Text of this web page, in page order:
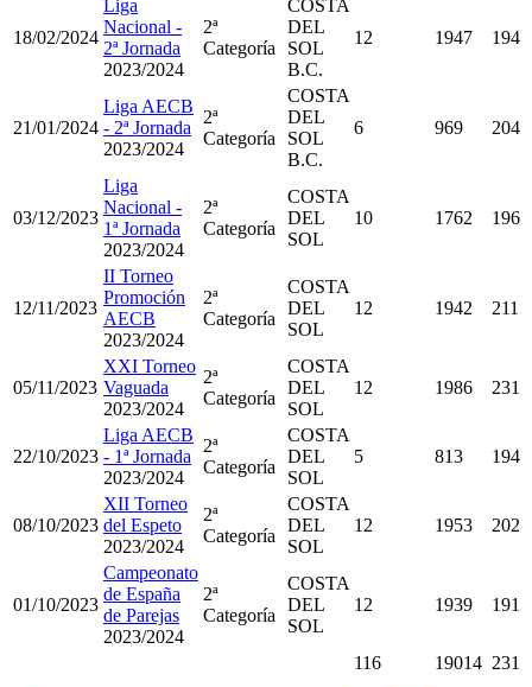
18/02/2024
Liga
Nacional -
2ª Jornada
2023/2024
2ª
Categoría
COSTA
DEL
SOL
B.C.
12 1947 194
21/01/2024
Liga AECB
- 2ª Jornada
2023/2024
2ª
Categoría
COSTA
DEL
SOL
B.C.
6 969 204
03/12/2023
Liga
Nacional -
1ª Jornada
2023/2024
2ª
Categoría
COSTA
DEL
SOL
10 1762 196
12/11/2023
II Torneo
Promoción
AECB
2023/2024
2ª
Categoría
COSTA
DEL
SOL
12 1942 211
05/11/2023
XXI Torneo
Vaguada
2023/2024
2ª
Categoría
COSTA
DEL
SOL
12 1986 231
22/10/2023
Liga AECB
- 1ª Jornada
2023/2024
2ª
Categoría
COSTA
DEL
SOL
5 813 194
08/10/2023
XII Torneo
del Espeto
2023/2024
2ª
Categoría
COSTA
DEL
SOL
12 1953 202
01/10/2023
Campeonato
de España
de Parejas
2023/2024
2ª
Categoría
COSTA
DEL
SOL
12 1939 191
116 19014 231